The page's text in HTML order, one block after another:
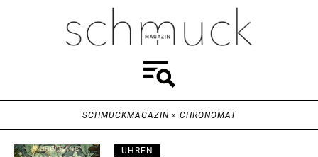
SCHMUCKMAGAZIN» CHRONOMAT
UHREN